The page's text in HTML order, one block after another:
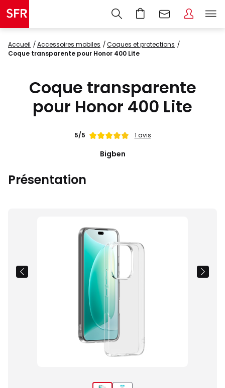
Accueil accessoires mobiles
coques et protections
Coque transparente pour Honor 400 Lite
Coque transparente
pour Honor 400 Lite
Note
5/5 1 avis
Bigben
Présentation
du
produit